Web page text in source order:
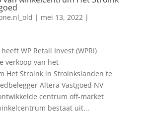
| mei 13, 2022|
WP Retail Invest (WPRI)
verkoop van het
Het Stroink in Stroinkslanden te
Altera Vastgoed NV
centrum off-market
bestaat uit...